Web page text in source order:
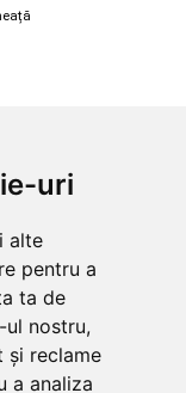
uri
alte
pentru a
ta de
nostru,
și reclame
a analiza
snowboard